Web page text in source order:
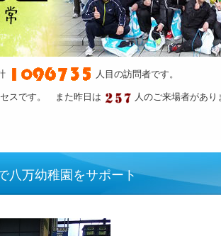
人目の訪問者です。
スです。 また昨日は 人のご来場者があり
八万幼稚園をサポート